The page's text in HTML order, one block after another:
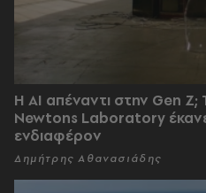
Η AI απέναντι στην Gen
Newtons Laboratory έκανε
ενδιαφέρον
Δημήτρης Αθανασιάδης